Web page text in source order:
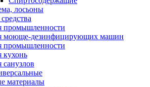
лосьоны
промышленности
моюще-дезинфицирующих машин
промышленности
кухонь
санузлов
материалы